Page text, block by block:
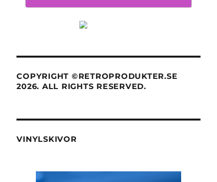
COPYRIGHT ©RETROPRODUKTER.SE
2026. ALL RIGHTS RESERVED.
VINYLSKIVOR